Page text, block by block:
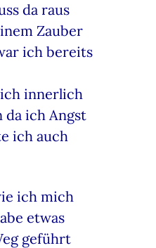
da raus
Zauber
ich bereits
innerlich
da ich Angst
ich auch
ich mich
etwas
geführt